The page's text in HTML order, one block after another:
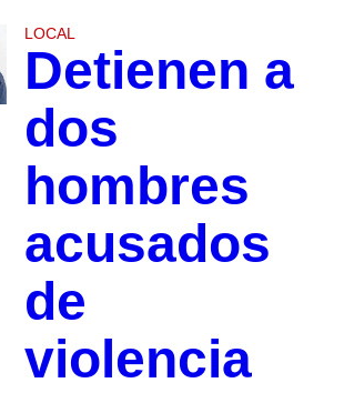
LOCAL
Detienen a
dos
hombres
acusados
de
violencia